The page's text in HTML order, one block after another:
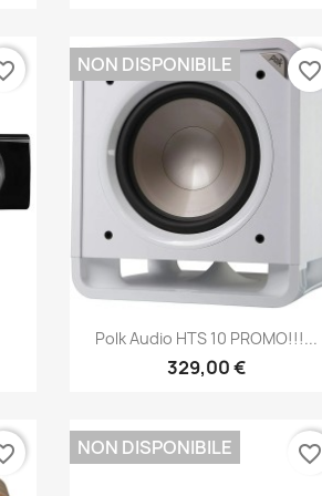
 Anteprima
Polk Audio HTS 10 PROMO!!!...
329,00 €
NON DISPONIBILE favorite_border
NON DISPONIBILE favorite_border